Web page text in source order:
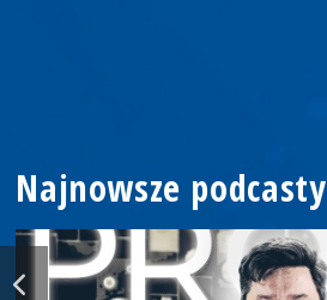
Najnowsze podcasty